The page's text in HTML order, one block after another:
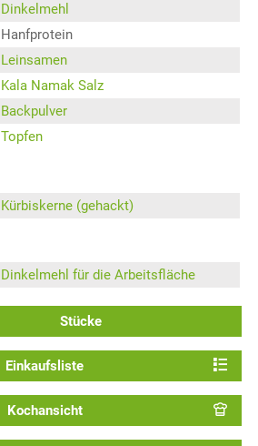
Dinkelmehl
Hanfprotein
Leinsamen
Kala Namak Salz
Backpulver
Topfen
Kürbiskerne (gehackt)
Dinkelmehl für die Arbeitsfläche
Stücke
Einkaufsliste
Kochansicht